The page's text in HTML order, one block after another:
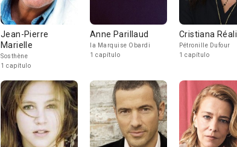
Jean-Pierre
Marielle
Sosthène
1 capítulo
Anne Parillaud
la Marquise Obardi
1 capítulo
Cristiana Réali
Pétronille Dufour
1 capítulo